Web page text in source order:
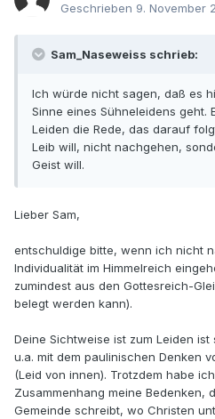
Geschrieben 9. November
Sam_Naseweiss schrieb:
Ich würde nicht sagen, daß es
Sinne eines Sühneleidens geht.
Leiden die Rede, das darauf
Leib will, nicht nachgehen,
Geist will.
Lieber Sam,
entschuldige bitte, wenn ich nicht
Individualität im Himmelreich
zumindest aus den Gottesreich-
belegt werden kann).
Deine Sichtweise ist zum Leiden
u.a. mit dem paulinischen Denken
(Leid von innen). Trotzdem habe
Zusammenhang meine Bedenken,
Gemeinde schreibt, wo Christen